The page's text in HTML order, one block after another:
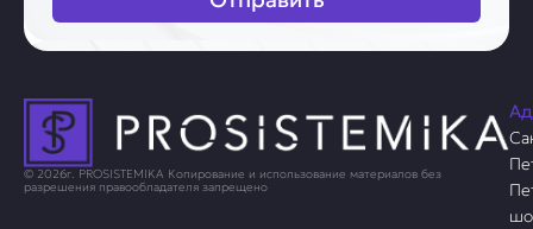
© 2026г. PROSISTEMIKA Копирование и использование материалов без
разрешения правообладателя запрещено